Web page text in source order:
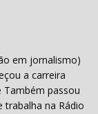
em jornalismo)
a carreira
Também passou
trabalha na Rádio